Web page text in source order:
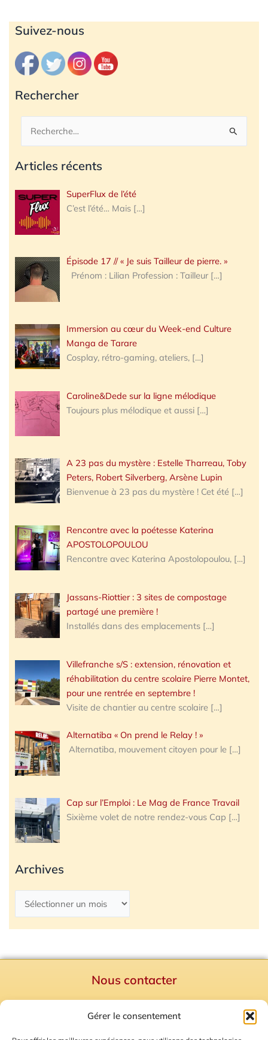
Gérer le consentement
Suivez-nous
Rechercher
Rechercher :
Articles récents
SuperFlux de l’été
C’est l’été… Mais […]
Épisode 17 // « Je suis Tailleur de pierre. »
Prénom : Lilian Profession : Tailleur […]
Immersion au cœur du Week-end Culture
Manga de Tarare
Cosplay, rétro-gaming, ateliers, […]
Caroline&Dede sur la ligne mélodique
Toujours plus mélodique et aussi […]
A 23 pas du mystère : Estelle Tharreau, Toby
Peters, Robert Silverberg, Arsène Lupin
Bienvenue à 23 pas du mystère ! Cet été […]
Rencontre avec la poétesse Katerina
APOSTOLOPOULOU
Rencontre avec Katerina Apostolopoulou, […]
Jassans-Riottier : 3 sites de compostage
partagé une première !
Installés dans des emplacements […]
Villefranche s/S : extension, rénovation et
réhabilitation du centre scolaire Pierre Montet,
pour une rentrée en septembre !
Visite de chantier au centre scolaire […]
Alternatiba « On prend le Relay ! »
Alternatiba, mouvement citoyen pour le […]
Cap sur l’Emploi : Le Mag de France Travail
Sixième volet de notre rendez-vous Cap […]
Archives
Archives
Nous contacter
Mentions Légales
Plan du site